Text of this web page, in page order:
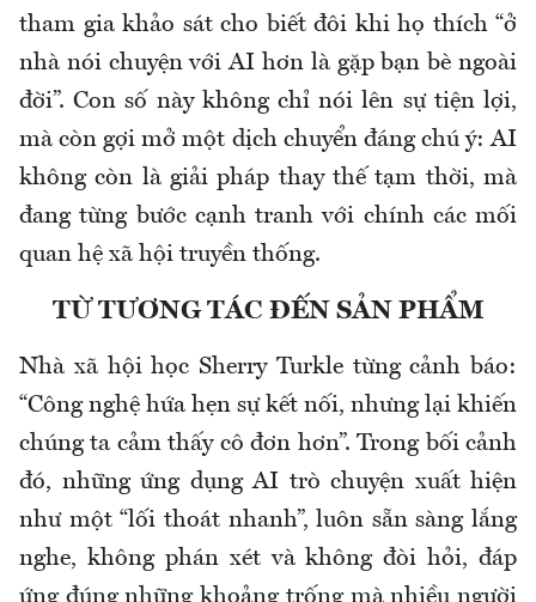
tham gia khảo sát cho biết đôi khi họ thích “ở
nhà nói chuyện với AI hơn là gặp bạn bè ngoài
đời”. Con số này không chỉ nói lên sự tiện lợi,
mà còn gợi mở một dịch chuyển đáng chú ý: AI
không còn là giải pháp thay thế tạm thời, mà
đang từng bước cạnh tranh với chính các mối
quan hệ xã hội truyền thống.
TỪ TƯƠNG TÁC ĐẾN SẢN PHẨM
Nhà xã hội học Sherry Turkle từng cảnh báo:
“Công nghệ hứa hẹn sự kết nối, nhưng lại khiến
chúng ta cảm thấy cô đơn hơn”. Trong bối cảnh
đó, những ứng dụng AI trò chuyện xuất hiện
như một “lối thoát nhanh”, luôn sẵn sàng lắng
nghe, không phán xét và không đòi hỏi, đáp
ứng đúng những khoảng trống mà nhiều người